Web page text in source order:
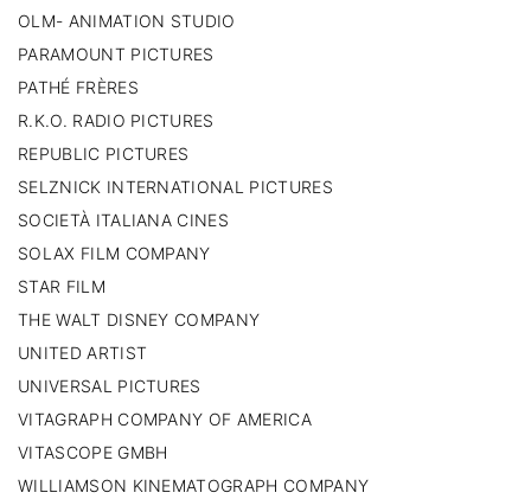
OLM- ANIMATION STUDIO
PARAMOUNT PICTURES
PATHÉ FRÈRES
R.K.O. RADIO PICTURES
REPUBLIC PICTURES
SELZNICK INTERNATIONAL PICTURES
SOCIETÀ ITALIANA CINES
SOLAX FILM COMPANY
STAR FILM
THE WALT DISNEY COMPANY
UNITED ARTIST
UNIVERSAL PICTURES
VITAGRAPH COMPANY OF AMERICA
VITASCOPE GMBH
WILLIAMSON KINEMATOGRAPH COMPANY